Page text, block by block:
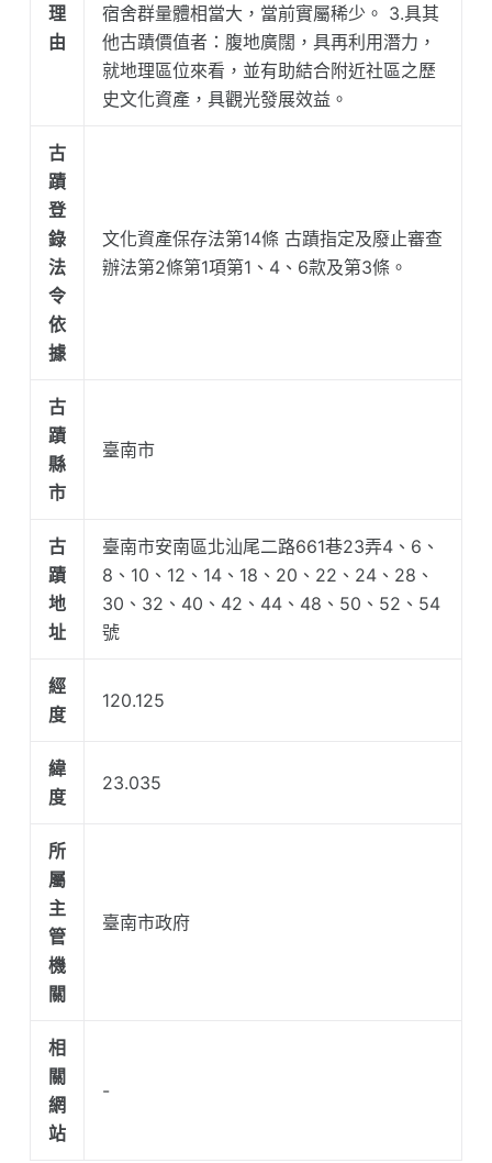
理
由
宿舍群量體相當大，當前實屬稀少。 3.具其
他古蹟價值者：腹地廣闊，具再利用潛力，
就地理區位來看，並有助結合附近社區之歷
史文化資產，具觀光發展效益。
古
蹟
登
錄
法
令
依
據
文化資產保存法第14條 古蹟指定及廢止審查
辦法第2條第1項第1、4、6款及第3條。
古
蹟
縣
市
臺南市
古
蹟
地
址
臺南市安南區北汕尾二路661巷23弄4、6、
8、10、12、14、18、20、22、24、28、
30、32、40、42、44、48、50、52、54
號
經
度
120.125
緯
度
23.035
所
屬
主
管
機
關
臺南市政府
相
關
網
站
-